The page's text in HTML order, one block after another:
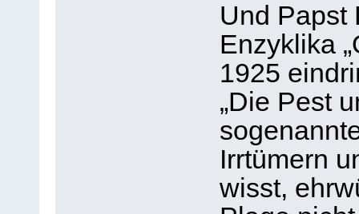
Und Papst
Enzyklika
1925
„Die Pest
Irrtümern
wisst,